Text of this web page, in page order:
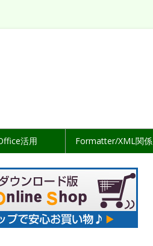
活用 Formatter/XML関係